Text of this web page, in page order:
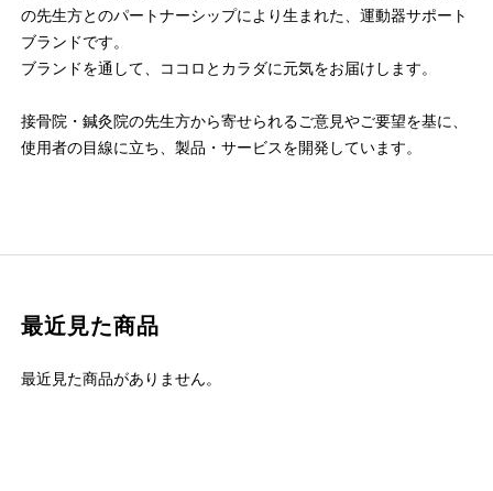
の先生方とのパートナーシップにより生まれた、運動器サポート
ブランドです。
ブランドを通して、ココロとカラダに元気をお届けします。
接骨院・鍼灸院の先生方から寄せられるご意見やご要望を基に、
使用者の目線に立ち、製品・サービスを開発しています。
最近見た商品
最近見た商品がありません。